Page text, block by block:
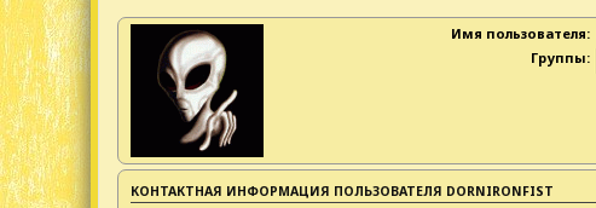
Имя пользователя:
Группы:
КОНТАКТНАЯ ИНФОРМАЦИЯ ПОЛЬЗОВАТЕЛЯ DORNIRONFIST